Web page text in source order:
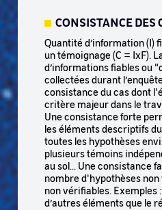
CONSISTANCE DES
Quantité d’information (I)
un témoignage (C = IxF).
d’informations fiables ou
collectées durant
consistance du cas dont
critère majeur dans le
Une consistance forte
les éléments descriptifs
toutes les hypothèses
plusieurs témoins
au sol... Une consistance
nombre d'hypothèses
non vérifiables. Exemples
d’autres éléments que le